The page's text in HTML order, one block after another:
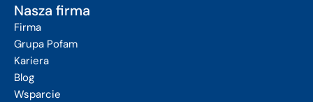
Nasza firma
Firma
Grupa Pofam
Kariera
Blog
Wsparcie